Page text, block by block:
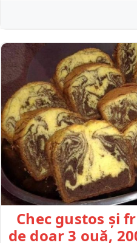
Chec gustos și
de doar 3 ouă,